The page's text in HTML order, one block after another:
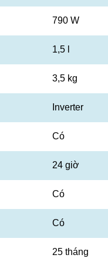
790 W
1,5 l
3,5 kg
Inverter
Có
24 giờ
Có
Có
25 tháng